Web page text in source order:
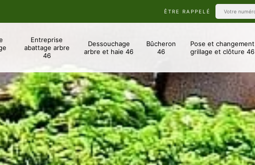
ÊTRE RAPPELÉ
Entreprise
abattage arbre
46
Dessouchage
arbre et haie 46
Bûcheron
46
Pose et changement
grillage et clôture 46